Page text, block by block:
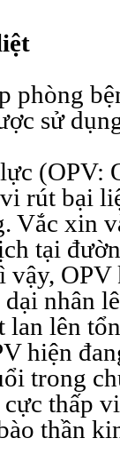
phòng
sử
(OPV:
rút bại
Vắc xin
tại
nhân
lên
hiện
trong
thấp
thần